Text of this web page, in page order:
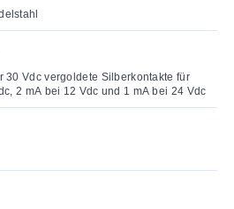
30 Vdc vergoldete Silberkontakte für
2 mA bei 12 Vdc und 1 mA bei 24 Vdc